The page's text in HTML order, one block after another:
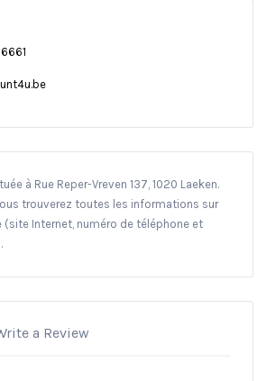
à Rue Reper-Vreven 137, 1020 Laeken.
trouverez toutes les informations sur
(site Internet, numéro de téléphone et
a Review